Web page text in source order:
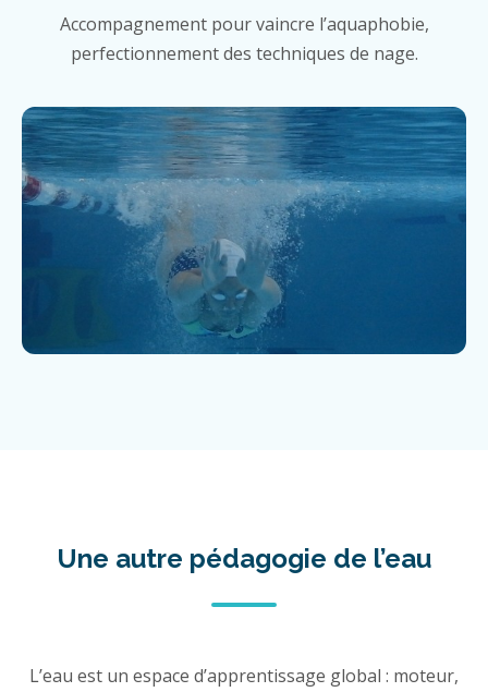
Accompagnement pour vaincre l’aquaphobie,
perfectionnement des techniques de nage.
Une autre pédagogie de l’eau
L’eau est un espace d’apprentissage global : moteur,